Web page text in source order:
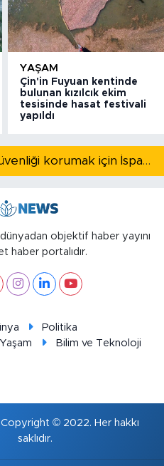
YAŞAM
Çin'in Fuyuan kentinde
bulunan kızılcık ekim
tesisinde hasat festivali
yapıldı
İtalya Başbakanı: Ulusal güvenliği korumak için İspanya ile Schengen kapsamındaki serbest dolaşımı askıya alıyoruz
objektif haber yayını
haber portalıdır.
Politika
Yaşam
Bilim ve Teknoloji
© 2022. Her hakkı
saklıdır.